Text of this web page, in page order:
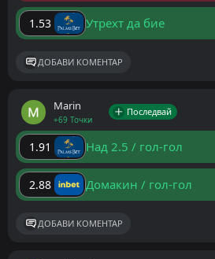
1.53 Утрехт да бие
ДОБАВИ КОМЕНТАР
Marin
+69 Точки
Последвай
1.91 Над 2.5 / гол-гол
2.88 Домакин / гол-гол
ДОБАВИ КОМЕНТАР